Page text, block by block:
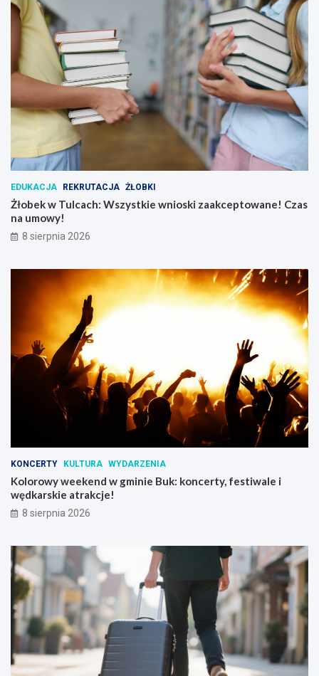
EDUKACJA REKRUTACJA ŻŁOBKI
Żłobek w Tulcach: Wszystkie wnioski zaakceptowane! Czas
na umowy!
8 sierpnia 2026
KONCERTY KULTURA WYDARZENIA
Kolorowy weekend w gminie Buk: koncerty, festiwale i
wędkarskie atrakcje!
8 sierpnia 2026